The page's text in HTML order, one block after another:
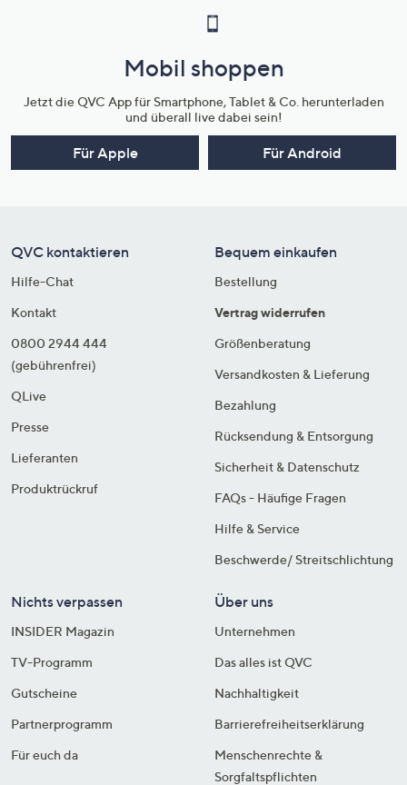
Mobil shoppen
Jetzt die QVC App für Smartphone, Tablet & Co. herunterladen
und überall live dabei sein!
Für Apple Für Android
QVC kontaktieren
Hilfe-Chat
Kontakt
0800 2944 444
(gebührenfrei)
QLive
Presse
Lieferanten
Produktrückruf
Bequem einkaufen
Bestellung
Vertrag widerrufen
Größenberatung
Versandkosten & Lieferung
Bezahlung
Rücksendung & Entsorgung
Sicherheit & Datenschutz
FAQs - Häufige Fragen
Hilfe & Service
Beschwerde/ Streitschlichtung
Nichts verpassen
INSIDER Magazin
TV-Programm
Gutscheine
Partnerprogramm
Für euch da
Über uns
Unternehmen
Das alles ist QVC
Nachhaltigkeit
Barrierefreiheitserklärung
Menschenrechte &
Sorgfaltspflichten